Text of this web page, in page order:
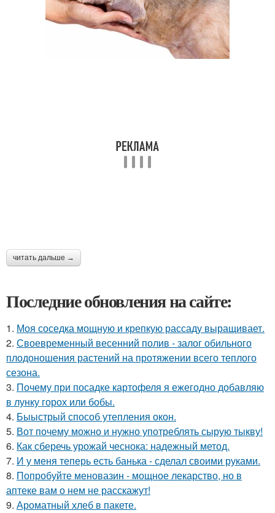
читать дальше →
Последние обновления на сайте:
1. Моя соседка мощную и крепкую рассаду выращивает.
2. Своевременный весенний полив - залог обильного
плодоношения растений на протяжении всего теплого
сезона.
3. Почему при посадке картофеля я ежегодно добавляю
в лунку горох или бобы.
4. Быыстрый способ утепления окон.
5. Вот почему можно и нужно употреблять сырую тыкву!
6. Как сберечь урожай чеснока: надежный метод.
7. И у меня теперь есть банька - сделал своими руками.
8. Попробуйте меновазин - мощное лекарство, но в
аптеке вам о нем не расскажут!
9. Ароматный хлеб в пакете.